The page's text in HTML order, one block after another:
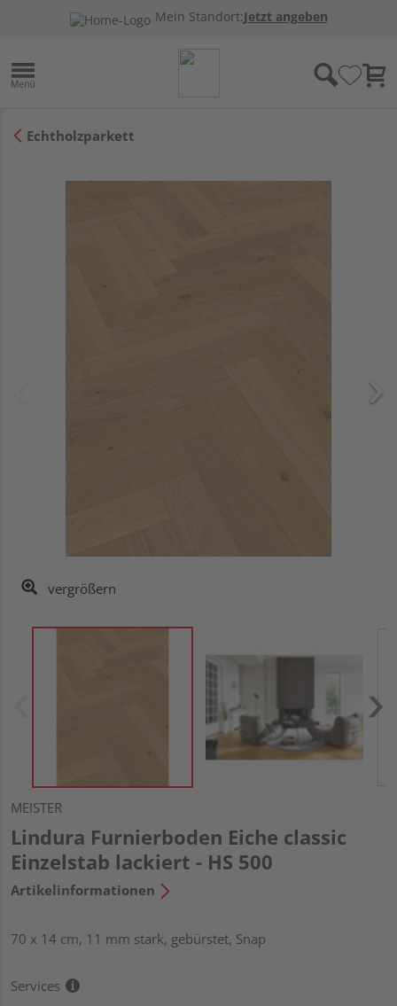
Mein Standort:Jetzt angeben
Echtholzparkett
vergrößern
MEISTER
Lindura Furnierboden Eiche classic
Einzelstab lackiert - HS 500
Artikelinformationen
70 x 14 cm, 11 mm stark, gebürstet, Snap
Services